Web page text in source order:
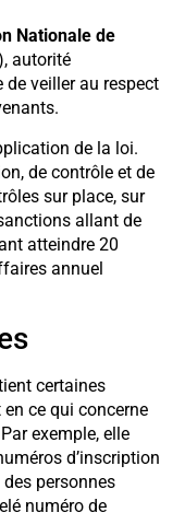
Nationale de
autorité
veiller au respect
de la loi.
de contrôle et de
sur place, sur
allant de
atteindre 20
annuel
certaines
ce qui concerne
exemple, elle
d’inscription
personnes
numéro de